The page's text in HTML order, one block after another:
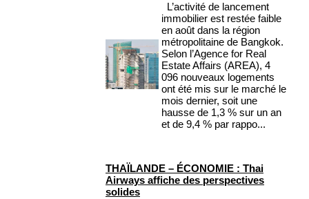
L’activité de lancement
immobilier est restée faible
en août dans la région
métropolitaine de Bangkok.
Selon l’Agence for Real
Estate Affairs (AREA), 4
096 nouveaux logements
ont été mis sur le marché le
mois dernier, soit une
hausse de 1,3 % sur un an
et de 9,4 % par rappo...
THAÏLANDE – ÉCONOMIE : Thai
Airways affiche des perspectives
solides